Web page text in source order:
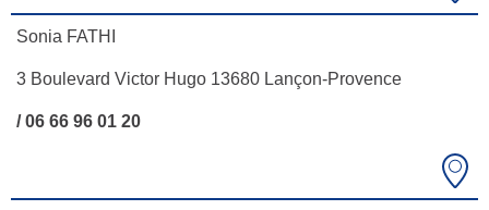
Sonia FATHI
3 Boulevard Victor Hugo 13680 Lançon-Provence
/ 06 66 96 01 20